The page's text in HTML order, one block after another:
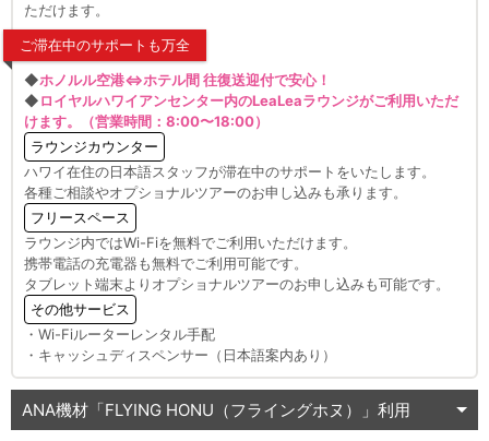
ただけます。
ご滞在中のサポートも万全
◆ホノルル空港⇔ホテル間 往復送迎付で安心！
◆ロイヤルハワイアンセンター内のLeaLeaラウンジがご利用いただ
けます。（営業時間：8:00〜18:00）
ラウンジカウンター
ハワイ在住の日本語スタッフが滞在中のサポートをいたします。
各種ご相談やオプショナルツアーのお申し込みも承ります。
フリースペース
ラウンジ内ではWi-Fiを無料でご利用いただけます。
携帯電話の充電器も無料でご利用可能です。
タブレット端末よりオプショナルツアーのお申し込みも可能です。
その他サービス
・Wi-Fiルーターレンタル手配
・キャッシュディスペンサー（日本語案内あり）
ANA機材「FLYING HONU（フライングホヌ）」利用